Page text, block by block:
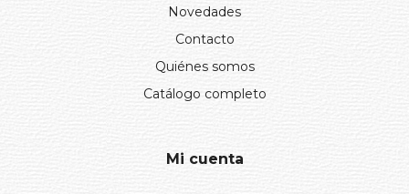
Novedades
Contacto
Quiénes somos
Catálogo completo
Mi cuenta